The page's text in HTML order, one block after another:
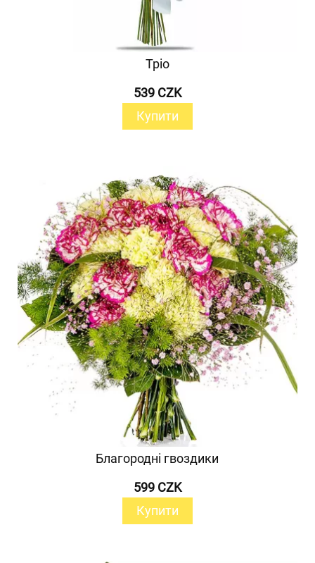
Тріо
539 CZK
Купити
Благородні гвоздики
599 CZK
Купити